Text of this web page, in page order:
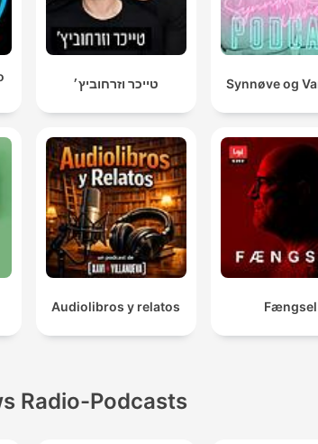
טייכר וזרחוביץ׳ Synnøve og
Audiolibros y relatos Fængsel
Radio-Podcasts